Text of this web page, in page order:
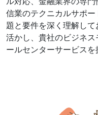
信業のテクニカルサポ
題と要件を深く理解し
活かし、貴社のビジネ
ールセンターサービスを